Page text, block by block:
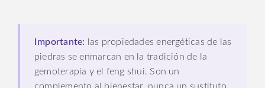
Importante: las propiedades energéticas de las
piedras se enmarcan en la tradición de la
gemoterapia y el feng shui. Son un